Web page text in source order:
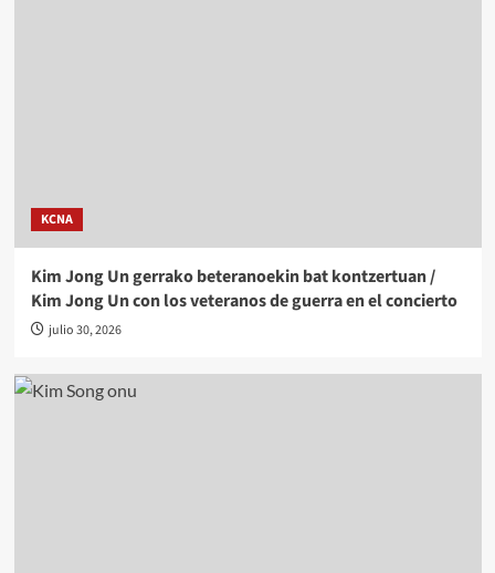
KCNA
Kim Jong Un gerrako beteranoekin bat kontzertuan /
Kim Jong Un con los veteranos de guerra en el concierto
julio 30, 2026